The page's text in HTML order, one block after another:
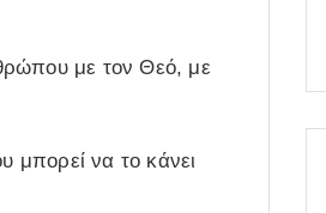
με τον Θεό, με
να το κάνει